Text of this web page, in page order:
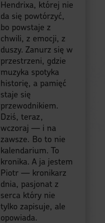
Hendrixa, której nie
da się powtórzyć,
bo powstaje z
chwili, z emocji, z
duszy. Zanurz się w
przestrzeni, gdzie
muzyka spotyka
historię, a pamięć
staje się
przewodnikiem.
Dziś, teraz,
wczoraj — i na
zawsze. Bo to nie
kalendarium. To
kronika. A ja jestem
Piotr — kronikarz
dnia, pasjonat z
serca który nie
tylko zapisuje, ale
opowiada.